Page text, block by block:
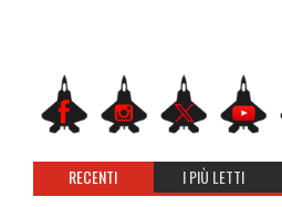
RECENTI I PIÙ LETTI